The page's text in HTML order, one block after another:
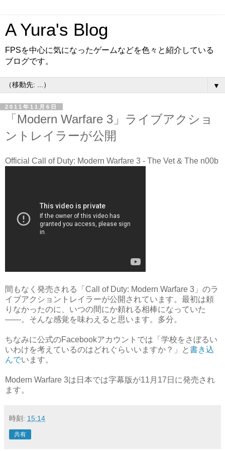
A Yura's Blog
FPSを中心に気になったゲームなどを色々と紹介している
ブログです。
▼
2011年11月6日
「Modern Warfare 3」ライブアクショ
ントレイラーが公開
Official Call of Duty: Modern Warfare 3 - The Vet & The n00b
間もなく発売される「Call of Duty: Modern Warfare 3」のラ
イブアクショントレイラーが公開されています。最初は頼
りなかったのに、いつの間にか頼れる相棒になっていた
――。そんな感覚を味わえると思います。多分。
ちなみに公式のFacebookアカウントでは「学校をさぼるい
いわけを考えているのはどれぐらいいますか？」と書き込
んでいます。
Modern Warfare 3は日本では字幕版が11月17日に発売され
ます。
時刻: 15:14
共有